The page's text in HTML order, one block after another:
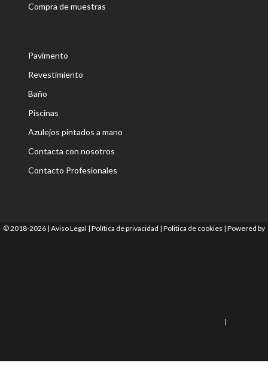
Compra de muestras
Pavimento
Revestimiento
Baño
Piscinas
Azulejos pintados a mano
Contacta con nosotros
Contacto Profesionales
© 2018-2026 | Aviso Legal | Política de privacidad | Politica de cookies | Powered by
|